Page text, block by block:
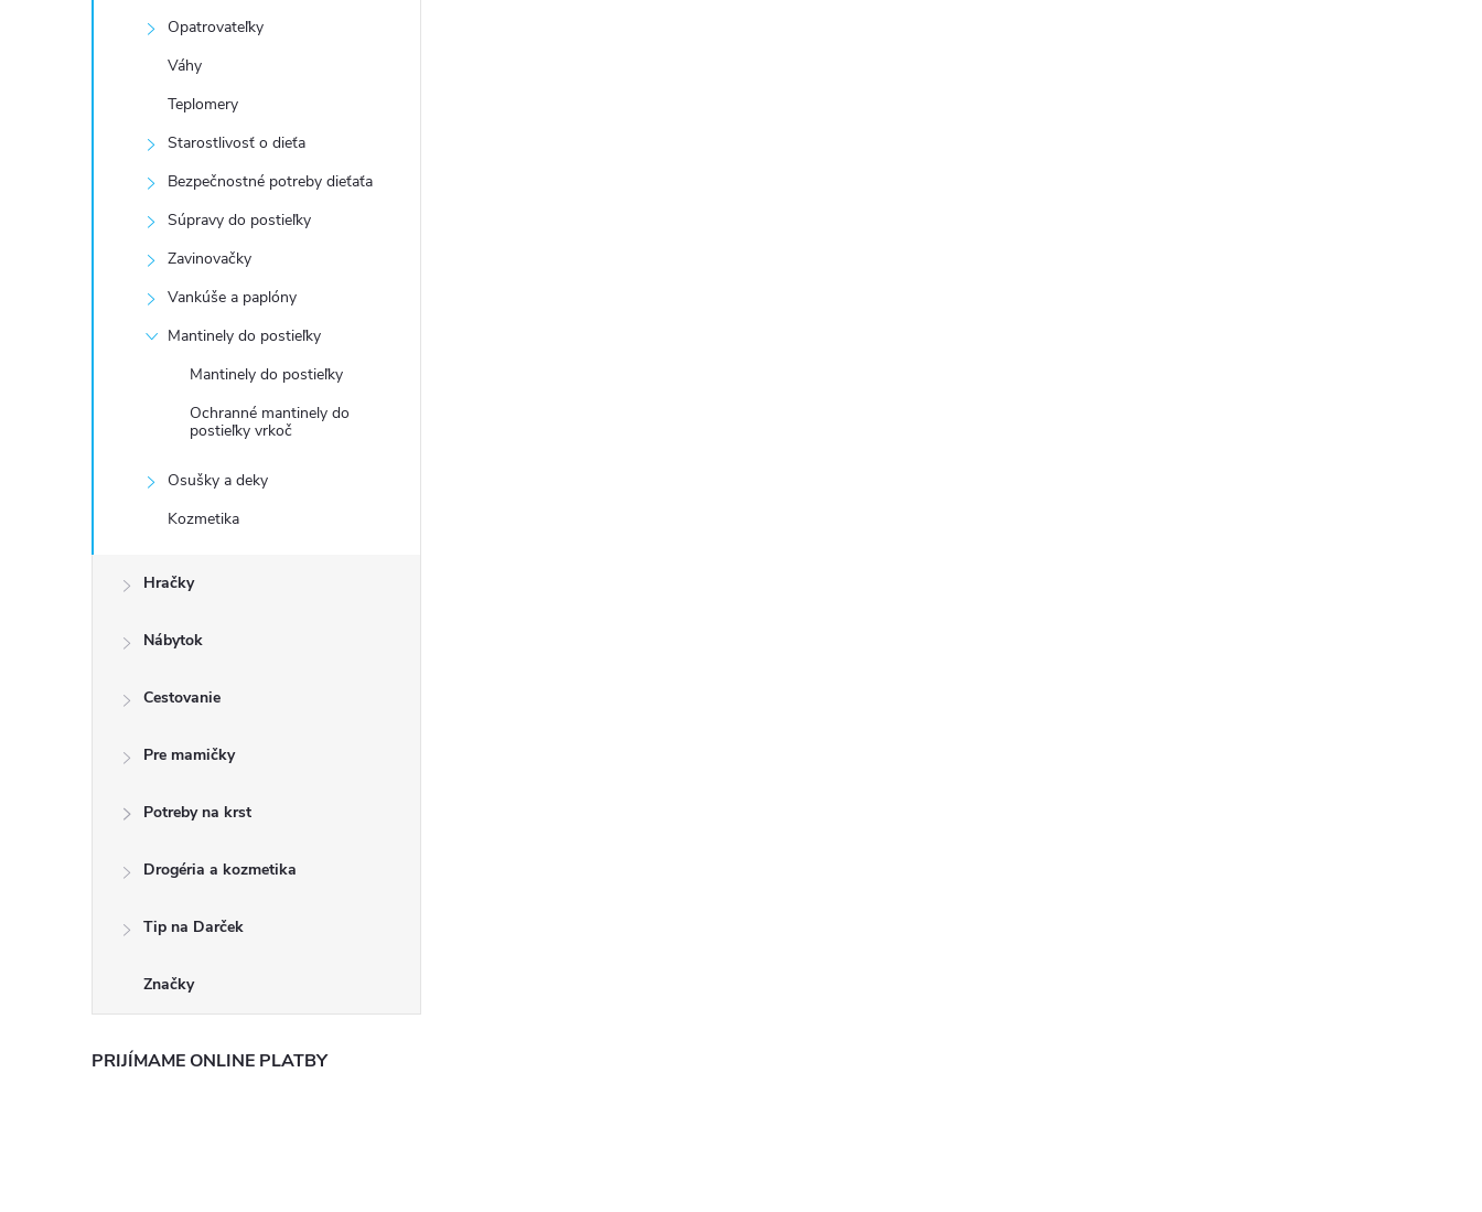
Opatrovateľky
Váhy
Teplomery
Starostlivosť o dieťa
Bezpečnostné potreby dieťaťa
Súpravy do postieľky
Zavinovačky
Vankúše a paplóny
Mantinely do postieľky
Mantinely do postieľky
Ochranné mantinely do
postieľky vrkoč
Osušky a deky
Kozmetika
Hračky
Nábytok
Cestovanie
Pre mamičky
Potreby na krst
Drogéria a kozmetika
Tip na Darček
Značky
PRIJÍMAME ONLINE PLATBY